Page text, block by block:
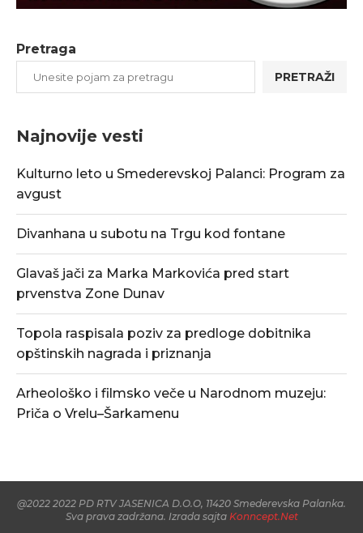
Pretraga
PRETRAŽI
Najnovije vesti
Kulturno leto u Smederevskoj Palanci: Program za
avgust
Divanhana u subotu na Trgu kod fontane
Glavaš jači za Marka Markovića pred start
prvenstva Zone Dunav
Topola raspisala poziv za predloge dobitnika
opštinskih nagrada i priznanja
Arheološko i filmsko veče u Narodnom muzeju:
Priča o Vrelu–Šarkamenu
@2022 2022 PD RTV JASENICA D.O.O, 11420 Smederevska Palanka.
Sva prava zadržana. Izrada sajta Konncept.Net